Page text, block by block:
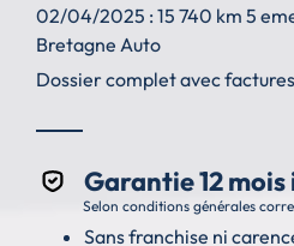
02/04/2025 : 15 740 km 5
Bretagne Auto
Dossier complet avec factures
Garantie 12 mois
Selon conditions générales
Sans franchise ni